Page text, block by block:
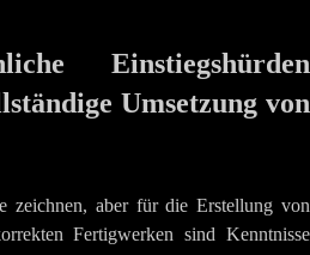
Einstiegshürden
Umsetzung von
zeichnen, aber für die Erstellung von
Fertigwerken sind Kenntnisse